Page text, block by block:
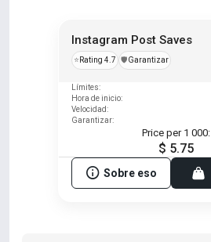
Instagram Post Saves
⭐ Rating 4.7 ️🛡️Garantizar
Límites:
Hora de inicio:
Velocidad:
Garantizar:
Price per 1 000:
$ 5.75
Sobre eso